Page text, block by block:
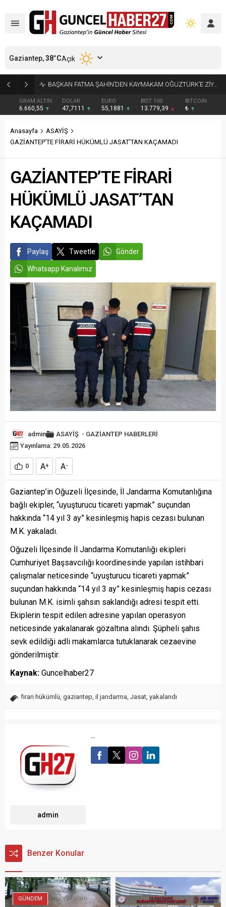
KÜÇÜK AK BALIKÇILLAR AĞAÇLARI BEYAZA BÜRÜDÜ
GRAM ALTIN
6.660,55
DOLAR
47,7111
EURO
55,1881
BIST 100
13.779,39
BITCOIN
₺
Gaziantep,38°CAçık
Anasayfa
ASAYİŞ
GAZİANTEP’TE FİRARİ HÜKÜMLÜ JASAT’TAN KAÇAMADI
GAZİANTEP’TE FİRARİ
HÜKÜMLÜ JASAT’TAN
KAÇAMADI
Paylaş Tweetle Gönder
Whatsapp Kanalımız
admin ASAYİŞ - GAZİANTEP HABERLERİ
Yayınlama: 29.05.2026
0 A+ A-
Gaziantep’in Oğuzeli İlçesinde, İl Jandarma Komutanlığına
bağlı ekipler, “uyuşturucu ticareti yapmak” suçundan
hakkında “14 yıl 3 ay” kesinleşmiş hapis cezası bulunan
M.K. yakaladı.
Oğuzeli İlçesinde İl Jandarma Komutanlığı ekipleri
Cumhuriyet Başsavcılığı koordinesinde yapılan istihbari
çalışmalar neticesinde “uyuşturucu ticareti yapmak”
suçundan hakkında “14 yıl 3 ay” kesinleşmiş hapis cezası
bulunan M.K. isimli şahsın saklandığı adresi tespit etti.
Ekiplerin tespit edilen adresine yapılan operasyon
neticesinde yakalanarak gözaltına alındı. Şüpheli şahıs
sevk edildiği adli makamlarca tutuklanarak cezaevine
gönderilmiştir.
Kaynak: Guncelhaber27
firari hükümlü gaziantep il jandarma Jasat yakalandı
admin
...
Benzer Konular
GÜNDEM